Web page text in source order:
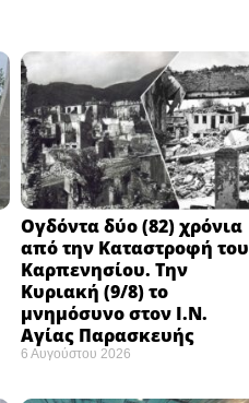
Ογδόντα δύο (82) χρόνια
από την Καταστροφή του
Καρπενησίου. Την
Κυριακή (9/8) το
μνημόσυνο στον Ι.Ν.
Αγίας Παρασκευής
6 Αυγούστου 2026